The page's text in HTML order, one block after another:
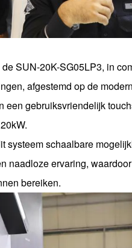
SUN-20K-SG05LP3, in
afgestemd op de
een gebruiksvriendelijk
systeem schaalbare
naadloze ervaring,
bereiken.